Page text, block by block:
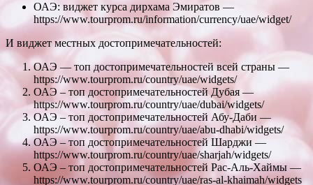
ОАЭ: виджет курса дирхама Эмиратов —
https://www.tourprom.ru/information/currency/uae/widget/
И виджет местных достопримечательностей:
ОАЭ — топ достопримечательностей всей страны —
https://www.tourprom.ru/country/uae/widgets/
ОАЭ – топ достопримечательностей Дубая —
https://www.tourprom.ru/country/uae/dubai/widgets/
ОАЭ – топ достопримечательностей Абу-Даби —
https://www.tourprom.ru/country/uae/abu-dhabi/widgets/
ОАЭ – топ достопримечательностей Шарджи —
https://www.tourprom.ru/country/uae/sharjah/widgets/
ОАЭ – топ достопримечательностей Рас-Аль-Хаймы —
https://www.tourprom.ru/country/uae/ras-al-khaimah/widgets